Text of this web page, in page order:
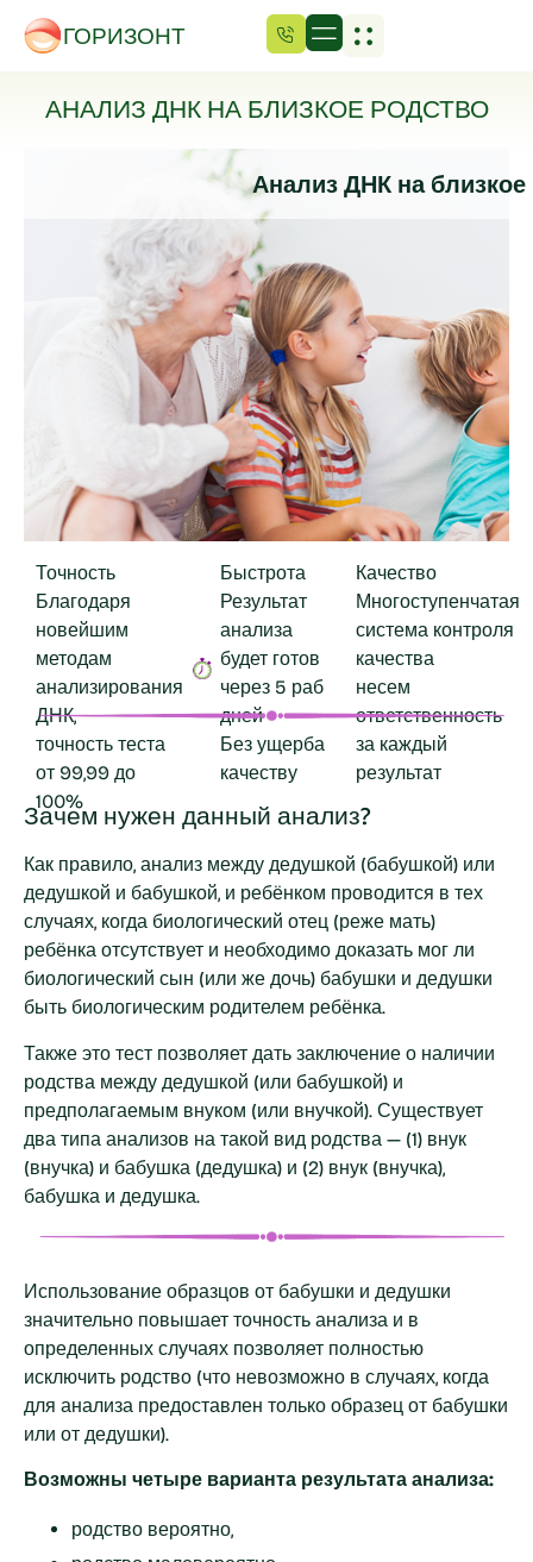
ГОРИЗОНТ
АНАЛИЗ ДНК НА БЛИЗКОЕ РОДСТВО
Анализ ДНК на близкое
Точность
Благодаря
новейшим
методам
анализирования
ДНК,
точность теста
от 99,99 до
100%
Быстрота
Результат
анализа
будет готов
через 5 раб
дней
Без ущерба
качеству
Качество
Многоступенчатая
система контроля
качества
несем
ответственность
за каждый
результат
Зачем нужен данный анализ?
Как правило, анализ между дедушкой (бабушкой) или
дедушкой и бабушкой, и ребёнком проводится в тех
случаях, когда биологический отец (реже мать)
ребёнка отсутствует и необходимо доказать мог ли
биологический сын (или же дочь) бабушки и дедушки
быть биологическим родителем ребёнка.
Также это тест позволяет дать заключение о наличии
родства между дедушкой (или бабушкой) и
предполагаемым внуком (или внучкой). Существует
два типа анализов на такой вид родства — (1) внук
(внучка) и бабушка (дедушка) и (2) внук (внучка),
бабушка и дедушка.
Использование образцов от бабушки и дедушки
значительно повышает точность анализа и в
определенных случаях позволяет полностью
исключить родство (что невозможно в случаях, когда
для анализа предоставлен только образец от бабушки
или от дедушки).
Возможны четыре варианта результата анализа:
родство вероятно,